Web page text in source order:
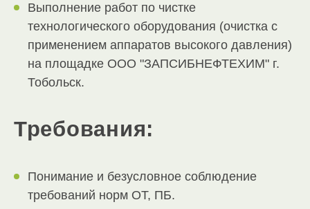
Выполнение работ по чистке
технологического оборудования (очистка с
применением аппаратов высокого давления)
на площадке ООО "ЗАПСИБНЕФТЕХИМ" г.
Тобольск.
Требования:
Понимание и безусловное соблюдение
требований норм ОТ, ПБ.